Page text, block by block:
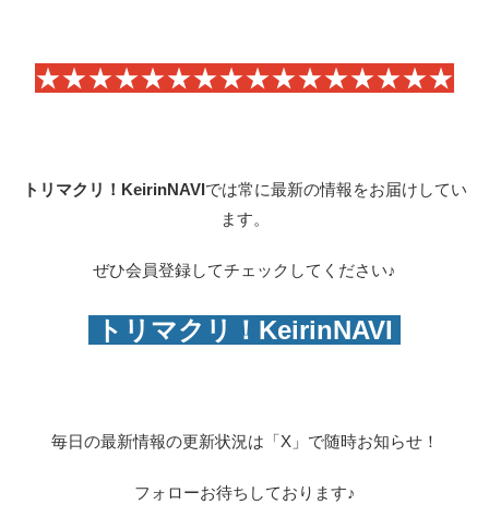
★★★★★★★★★★★★★★★★
トリマクリ！KeirinNAVIでは常に最新の情報をお届けしてい
ます。
ぜひ会員登録してチェックしてください♪
トリマクリ！KeirinNAVI
毎日の最新情報の更新状況は「X」で随時お知らせ！
フォローお待ちしております♪